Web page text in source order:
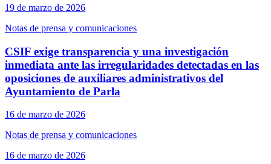
19 de marzo de 2026
Notas de prensa y comunicaciones
CSIF exige transparencia y una investigación
inmediata ante las irregularidades detectadas en las
oposiciones de auxiliares administrativos del
Ayuntamiento de Parla
16 de marzo de 2026
Notas de prensa y comunicaciones
16 de marzo de 2026